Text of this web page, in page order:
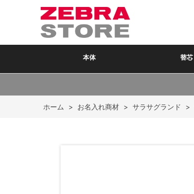
本体 替芯
ホーム > お名入れ商材 > サラサグランド >